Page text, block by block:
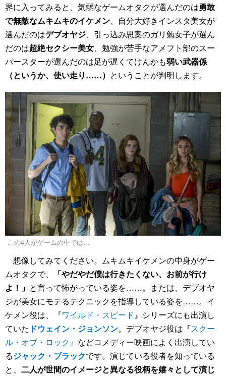
界に入ってみると、気弱なゲームオタクが選んだのは勇敢
で無敵なムキムキのイケメン、自分大好きインスタ美女が
選んだのはデブオヤジ、引っ込み思案のガリ勉女子が選ん
だのは超絶セクシー美女、勉強が苦手なアメフト部のスー
パースターが選んだのは足が遅くてけんかも弱い武器係
（というか、使い走り……） ということが判明します。
この4人がゲームの中では…
想像してみてください。ムキムキイケメンの中身がゲー
ムオタクで、
「やだやだ僕は行きたくない、お前が行け
よ！」 と言って怖がっている姿を……。または、デブオヤ
ジが美女にモテるテクニックを指導している姿を……。イ
ケメン役は、『ワイルド・スピード』シリーズにも出演し
ていた ドウェイン・ジョンソン。デブオヤジ役は『スクー
ル・オブ・ロック』などコメディー映画によく出演してい
るジャック・ブラックです。演じている役者を知っている
と、 二人が世間のイメージと異なる役柄を嬉々として演じ